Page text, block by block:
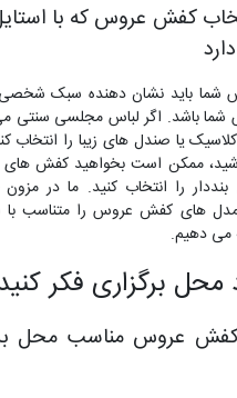
کفش عروس که با
باید نشان دهنده سبک
باشد. اگر لباس مجلسی سنتی
یا صندل های زیبا را انتخاب
ممکن است بخواهید کفش های
را انتخاب کنید. ما در
های کفش عروس را متناسب با
می دهیم.
محل برگزاری فکر
کفش عروس مناسب محل